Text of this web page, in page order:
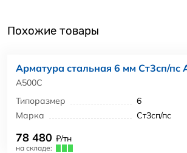
Похожие товары
Арматура стальная 6 мм Ст3сп/пс
А500С
Типоразмер
6
Марка
Ст3сп/пс
78 480 ₽/тн
на складе: